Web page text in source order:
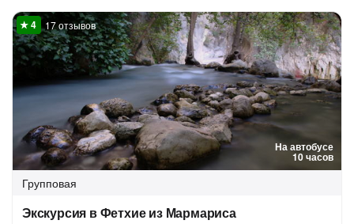
На автобусе
10 часов
17 отзывов
Групповая
Экскурсия в Фетхие из Мармариса